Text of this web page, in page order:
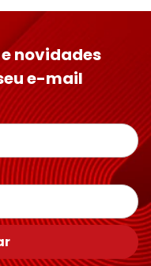
novidades
e-mail